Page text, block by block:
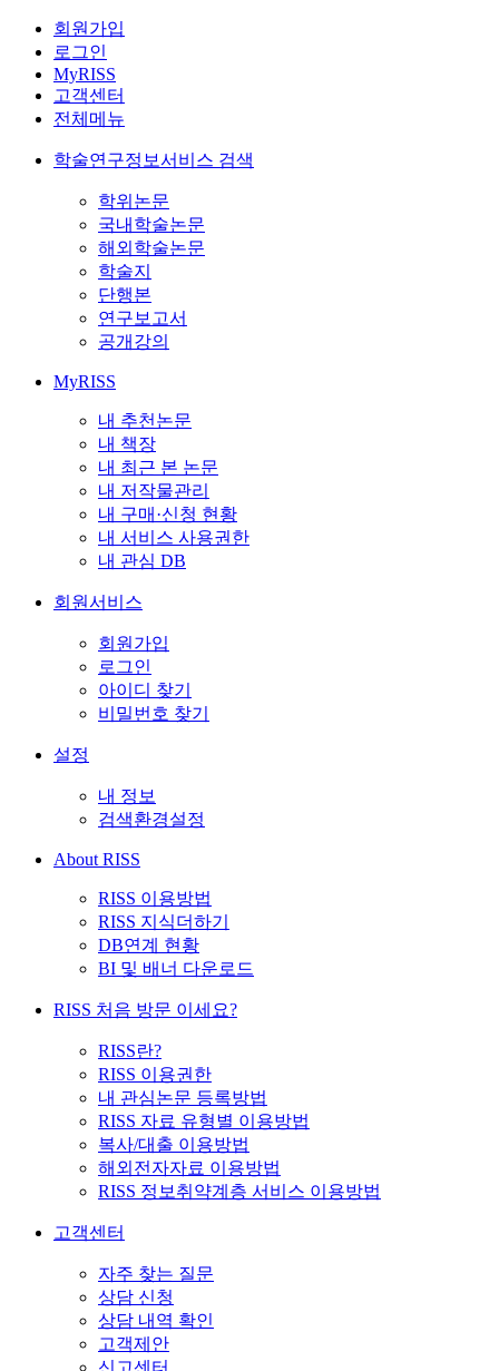
회원가입
로그인
MyRISS
고객센터
전체메뉴
학술연구정보서비스 검색
학위논문
국내학술논문
해외학술논문
학술지
단행본
연구보고서
공개강의
MyRISS
내 추천논문
내 책장
내 최근 본 논문
내 저작물관리
내 구매·신청 현황
내 서비스 사용권한
내 관심 DB
회원서비스
회원가입
로그인
아이디 찾기
비밀번호 찾기
설정
내 정보
검색환경설정
About RISS
RISS 이용방법
RISS 지식더하기
DB연계 현황
BI 및 배너 다운로드
RISS 처음 방문 이세요?
RISS란?
RISS 이용권한
내 관심논문 등록방법
RISS 자료 유형별 이용방법
복사/대출 이용방법
해외전자자료 이용방법
RISS 정보취약계층 서비스 이용방법
고객센터
자주 찾는 질문
상담 신청
상담 내역 확인
고객제안
신고센터